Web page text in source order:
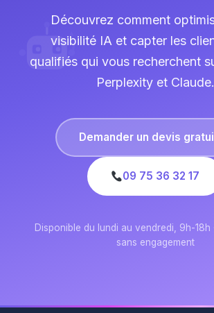
Découvrez comment
visibilité IA et capter les
qualifiés qui vous recherchent
Perplexity et Claude.
Demander un devis
09 75 36 32 17
Disponible du lundi au vendredi, 9h-18h
sans engagement